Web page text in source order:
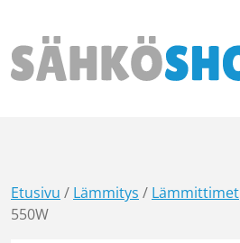
Päävalikko
Etusivu / Lämmitys / Lämmittimet
550W